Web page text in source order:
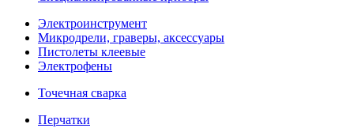
Электроинструмент
Микродрели, граверы, аксессуары
Пистолеты клеевые
Электрофены
Точечная сварка
Перчатки